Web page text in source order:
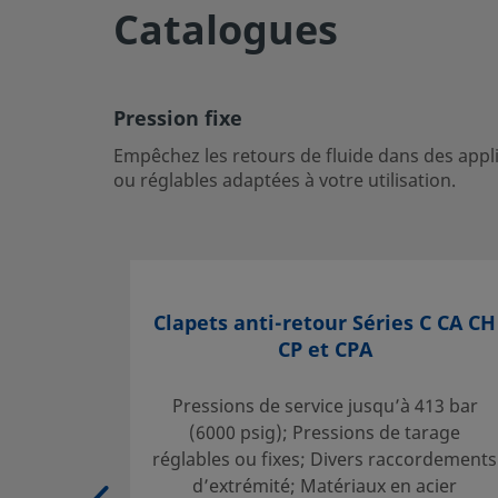
UNSPSC (13.0601)
UNSPSC (17.1001)
Exporter au format CSV
Ouvrir une session ou s’inscrirepour afficher des prix
Si vous avez des questions concernant ce produit,
Catalogues
Pression fixe
Empêchez les retours de fluide dans des
ou réglables adaptées à votre utilisation.
Clapets anti-retour Séries C CA CH
CP et CPA
Pressions de service jusqu’à 413 bar
(6000 psig); Pressions de tarage
réglables ou fixes; Divers raccordements
d’extrémité; Matériaux en acier